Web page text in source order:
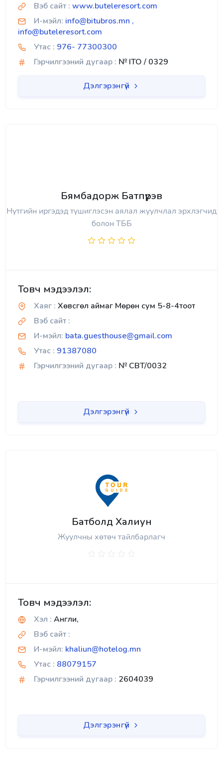
Вэб сайт : www.buteleresort.com
И-мэйл: info@bitubros.mn ,
info@buteleresort.com
Утас : 976- 77300300
Гэрчилгээний дугаар : № ITO / 0329
Дэлгэрэнгүй
Бямбадорж Батпүрэв
Нутгийн иргэдэд түшиглэсэн аялал жуулчлал эрхлэгчид
болон ТББ
Товч мэдээлэл:
Хаяг : Хөвсгөл аймаг Мөрөн сум 5-8-4тоот
Вэб сайт :
И-мэйл: bata.guesthouse@gmail.com
Утас : 91387080
Гэрчилгээний дугаар : № CBT/0032
Дэлгэрэнгүй
Батболд Халиун
Жуулчны хөтөч тайлбарлагч
Товч мэдээлэл:
Хэл : Англи,
Вэб сайт :
И-мэйл: khaliun@hotelog.mn
Утас : 88079157
Гэрчилгээний дугаар : 2604039
Дэлгэрэнгүй